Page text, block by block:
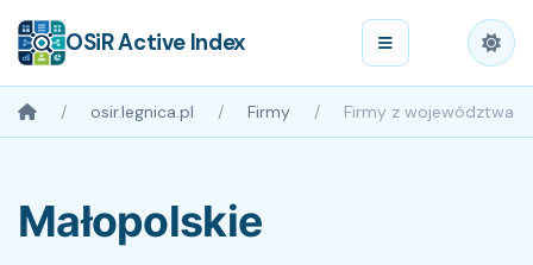
OSiR Active Index
osir.legnica.pl Firmy Firmy z województwa
Małopolskie